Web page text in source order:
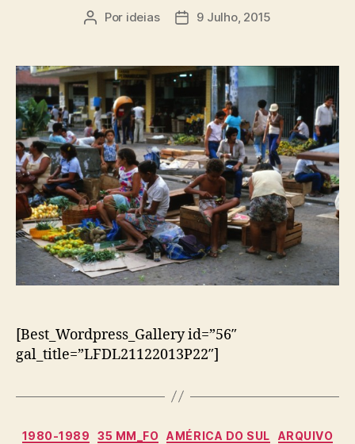
Autor
Por ideias
Data9 Julho, 2015
[Best_Wordpress_Gallery id=”56″
gal_title=”LFDL21122013P22″]
Categorias
1980-1989 35 MM_FO AMÉRICA DO SUL
ARQUIVO